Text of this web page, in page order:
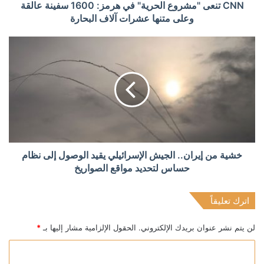
CNN تنعى "مشروع الحرية" في هرمز: 1600 سفينة عالقة
وعلى متنها عشرات آلاف البحارة
خشية من إيران.. الجيش الإسرائيلي يقيد الوصول إلى نظام
حساس لتحديد مواقع الصواريخ
اترك تعليقاً
لن يتم نشر عنوان بريدك الإلكتروني. الحقول الإلزامية مشار إليها بـ *